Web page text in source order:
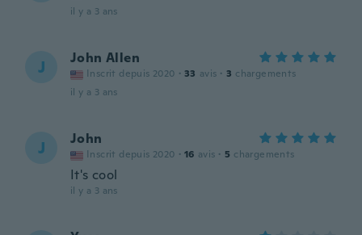
il y a 3 ans
J John Allen
Inscrit depuis 2020 · 33 avis · 3 chargements
il y a 3 ans
J John
Inscrit depuis 2020 · 16 avis · 5 chargements
It's cool
il y a 3 ans